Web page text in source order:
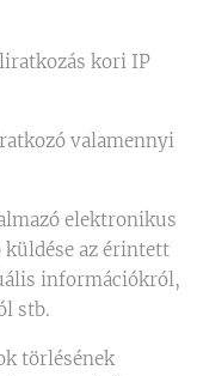
kori IP
valamennyi
elektronikus
az érintett
információkról,
stb.
törlésének